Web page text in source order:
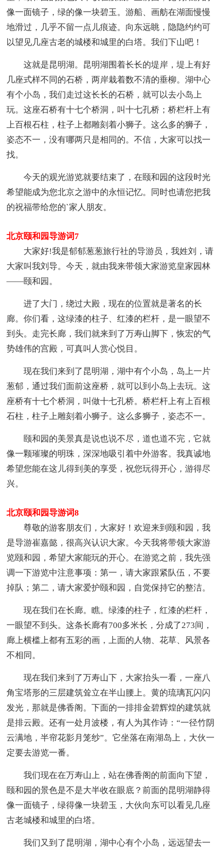
像一面镜子，绿的像一块碧玉。游船、画舫在湖面慢慢
地滑过，几乎不留一点儿痕迹。向东远眺，隐隐约约可
以望见几座古老的城楼和城里的白塔。我们下山吧！
这就是昆明湖。昆明湖围着长长的堤岸，堤上有好
几座式样不同的石桥，两岸栽着数不清的垂柳。湖中心
有个小岛，我们走过这长长的石桥，就可以去小岛上
玩。这座石桥有十七个桥洞，叫十七孔桥；桥栏杆上有
上百根石柱，柱子上都雕刻着小狮子。这么多的狮子，
姿态不一，没有哪两只是相同的。不信，大家可以找一
找。
今天的观光游览就要结束了，在颐和园的这段时光
希望能成为您北京之游中的永恒记忆。同时也请您把我
的祝福带给您的`家人朋友。
北京颐和园导游词7
大家好!我是郁郁葱葱旅行社的导游员，我姓刘，请
大家叫我刘导。今天，就由我来带领大家游览皇家园林
——颐和园。
进了大门，绕过大殿，现在的位置就是著名的长
廊。你们看，这绿漆的柱子、红漆的栏杆，是一眼望不
到头。走完长廊，我们就来到了万寿山脚下，恢宏的气
势雄伟的宫殿，可真叫人赏心悦目。
现在我们来到了昆明湖，湖中有个小岛，岛上一片
葱郁，通过我们面前这座桥，就可以到小岛上去玩。这
座桥有十七个桥洞，叫做十七孔桥。桥栏杆上有上百根
石柱，柱子上雕刻着小狮子。这么多狮子，姿态不一。
颐和园的美景真是说也说不尽，道也道不完，它就
像一颗璀璨的明珠，深深地吸引着中外游客。我真诚地
希望您能在这儿得到美的享受，祝您玩得开心，游得尽
兴。
北京颐和园导游词8
尊敬的游客朋友们，大家好！欢迎来到颐和园，我
是导游崔嘉懿，很高兴认识大家。今天我将带领大家游
览颐和园，希望大家能玩的开心。在游览之前，我先强
调一下游览中注意事项：第一，请大家跟紧队伍，不要
掉队；第二，请大家爱护颐和园，自觉保持它的整洁。
现在我们在长廊。瞧。绿漆的柱子，红漆的栏杆，
一眼望不到头。这条长廊有700多米长，分成了273间，
廊上横槛上都有五彩的画，上面的人物、花草、风景各
不相同。
现在我们来到了万寿山下，大家抬头一看，一座八
角宝塔形的三层建筑耸立在半山腰上。黄的琉璃瓦闪闪
发光，那就是佛香阁。下面的一排排金碧辉煌的建筑就
是排云殿。还有一处月波楼，有人为其作诗：“一径竹阴
云满地，半帘花影月笼纱”。它坐落在南湖岛上，大伙一
定要去游览一番。
我们现在在万寿山上，站在佛香阁的前面向下望，
颐和园的景色是不是大半收在眼底？前面的昆明湖静得
像一面镜子，绿得像一块碧玉，大伙向东可以看见几座
古老城楼和城里的白塔。
我们又到了昆明湖，湖中心有个小岛，远远望去一